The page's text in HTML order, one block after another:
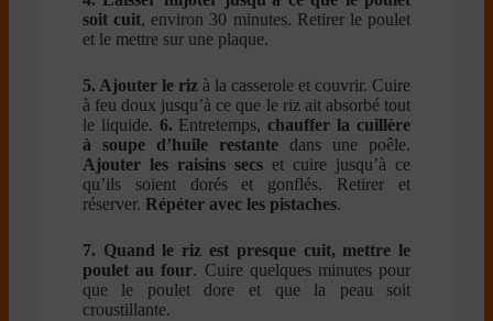
soit cuit, environ 30 minutes. Retirer le poulet
et le mettre sur une plaque.
5. Ajouter le rizà la casserole et couvrir. Cuire
à feu doux jusqu’à ce que le riz ait absorbé tout
le liquide. 6. Entretemps,chauffer la cuillère
à soupe d’huile restante dans une poêle.
Ajouter les raisins secset cuire jusqu’à ce
qu’ils soient dorés et gonflés. Retirer et
réserver. Répéter avec les pistaches.
7. Quand le riz est presque cuit, mettre le
poulet au four. Cuire quelques minutes pour
que le poulet dore et que la peau soit
croustillante.